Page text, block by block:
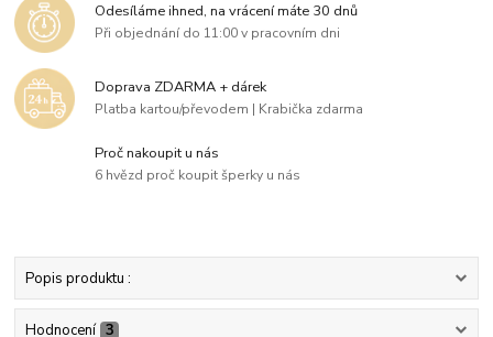
Odesíláme ihned, na vrácení máte 30 dnů
Při objednání do 11:00 v pracovním dni
Doprava ZDARMA + dárek
Platba kartou/převodem | Krabička zdarma
Proč nakoupit u nás
6 hvězd proč koupit šperky u nás
Popis produktu :
Hodnocení 3